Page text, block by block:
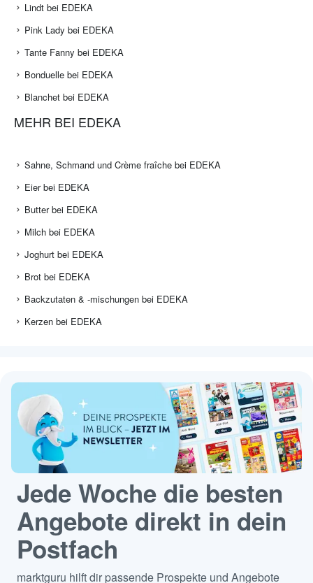
Lindt bei EDEKA
Pink Lady bei EDEKA
Tante Fanny bei EDEKA
Bonduelle bei EDEKA
Blanchet bei EDEKA
MEHR BEI EDEKA
Sahne, Schmand und Crème fraîche bei EDEKA
Eier bei EDEKA
Butter bei EDEKA
Milch bei EDEKA
Joghurt bei EDEKA
Brot bei EDEKA
Backzutaten & -mischungen bei EDEKA
Kerzen bei EDEKA
Jede Woche die besten
Angebote direkt in dein
Postfach
marktguru hilft dir passende Prospekte und Angebote